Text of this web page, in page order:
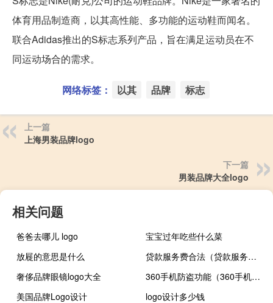
体育用品制造商，以其高性能、多功能的运动鞋而闻名。
联合Adidas推出的S标志系列产品，旨在满足运动员在不
同运动场合的需求。
网络标签： 以其 品牌 标志
上一篇
上海男装品牌logo
下一篇
男装品牌大全logo
相关问题
爸爸去哪儿 logo
宝宝过年吃些什么菜
放屣的意思是什么
贷款服务费合法（贷款服务费合法）
奢侈品牌眼镜logo大全
360手机防盗功能（360手机防盗）
美国品牌Logo设计
logo设计多少钱